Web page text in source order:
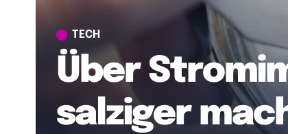
TECH
Über
salziger